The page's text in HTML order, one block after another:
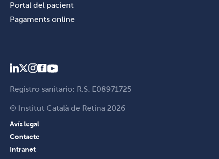
Portal del pacient
Pagaments online
Registro sanitario: R.S. E08971725
© Institut Català de Retina 2026
Avís legal
Contacte
Intranet